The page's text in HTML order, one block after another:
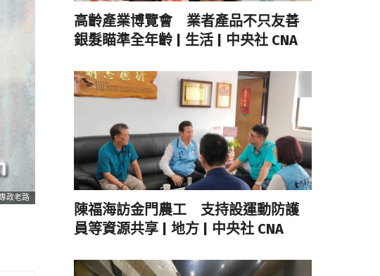
政老路
高齡產業博覽會 業者產品不只友善
銀髮瞄準全年齡 | 生活 | 中央社 CNA
陳福海訪金門農工 支持設運動防護
員等資源共享 | 地方 | 中央社 CNA